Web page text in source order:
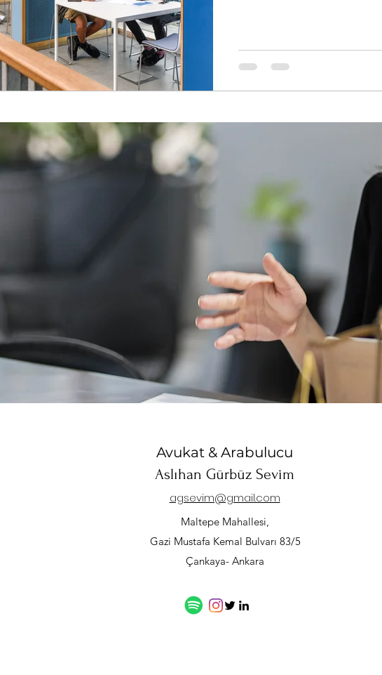
Avukat & Arabulucu
Aslıhan Gürbüz Sevim
agsevim@gmail.com
Maltepe Mahallesi,
Gazi Mustafa Kemal Bulvarı 83/5
Çankaya- Ankara